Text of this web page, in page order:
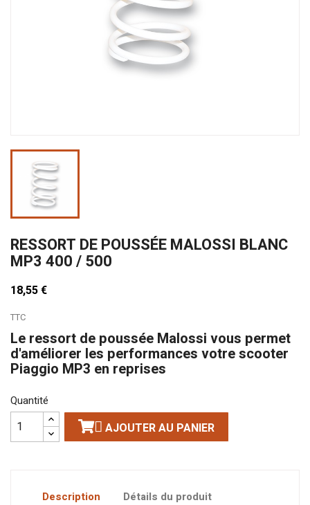
RESSORT DE POUSSÉE MALOSSI BLANC
MP3 400 / 500
18,55 €
TTC
Le ressort de poussée Malossi vous permet
d'améliorer les performances votre scooter
Piaggio MP3 en reprises
Quantité
 AJOUTER AU PANIER
Description Détails du produit